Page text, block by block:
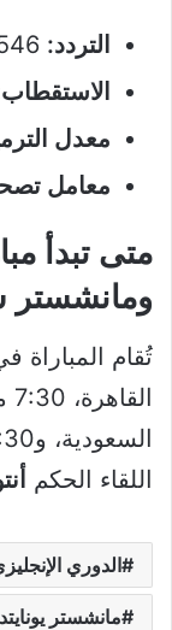
التردد:
معدل
معامل
متى تبدأ
ومانشستر
اللقاء الحكم
الدوري
مانشستر يونايتد